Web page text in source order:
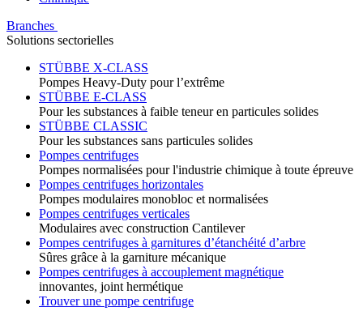
Branches
Solutions sectorielles
STÜBBE X-CLASS
Pompes Heavy-Duty pour l’extrême
STÜBBE E-CLASS
Pour les substances à faible teneur en particules solides
STÜBBE CLASSIC
Pour les substances sans particules solides
Pompes centrifuges
Pompes normalisées pour l'industrie chimique à toute épreuve
Pompes centrifuges horizontales
Pompes modulaires monobloc et normalisées
Pompes centrifuges verticales
Modulaires avec construction Cantilever
Pompes centrifuges à garnitures d’étanchéité d’arbre
Sûres grâce à la garniture mécanique
Pompes centrifuges à accouplement magnétique
innovantes, joint hermétique
Trouver une pompe centrifuge